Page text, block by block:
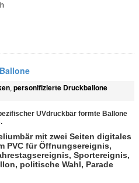
, personifizierte Druckballone
UVdruckbär formte Ballone
mit zwei Seiten digitales
PVC für Öffnungsereignis,
Sportereignis,
politische Wahl, Parade